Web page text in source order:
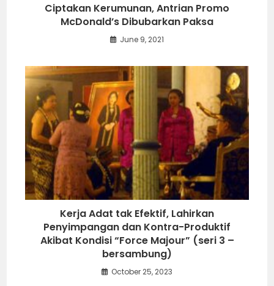
Ciptakan Kerumunan, Antrian Promo
McDonald’s Dibubarkan Paksa
June 9, 2021
Kerja Adat tak Efektif, Lahirkan
Penyimpangan dan Kontra-Produktif
Akibat Kondisi “Force Majour” (seri 3 –
bersambung)
October 25, 2023